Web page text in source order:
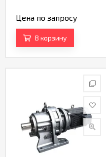
Цена по запросу
В корзину